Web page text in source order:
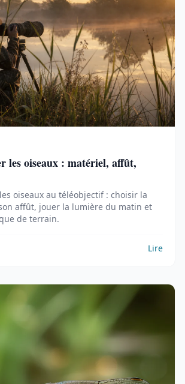
les oiseaux : matériel, affût,
oiseaux au téléobjectif : choisir la
affût, jouer la lumière du matin et
de terrain.
Lire